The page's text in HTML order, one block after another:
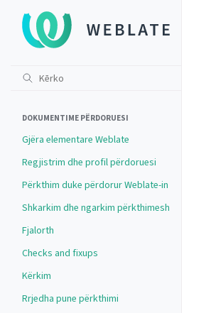
DOKUMENTIME PËRDORUESI
Gjëra elementare Weblate
Regjistrim dhe profil përdoruesi
Përkthim duke përdorur Weblate-in
Shkarkim dhe ngarkim përkthimesh
Fjalorth
Checks and fixups
Kërkim
Rrjedha pune përkthimi